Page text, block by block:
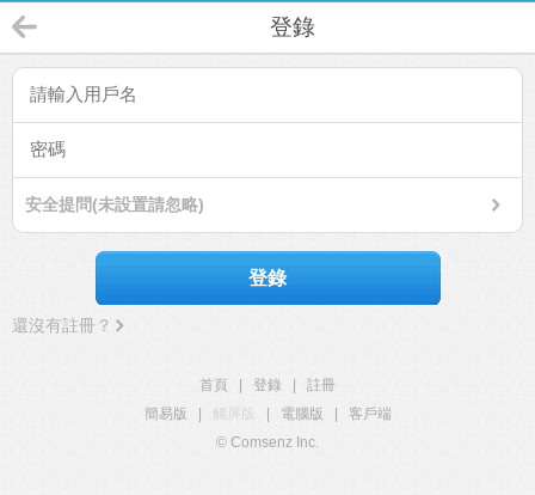
登錄
安全提問(未設置請忽略)
登錄
還沒有註冊？
首頁 登錄
註冊
簡易版
觸屏版 電腦版
客戶端
© Comsenz Inc.